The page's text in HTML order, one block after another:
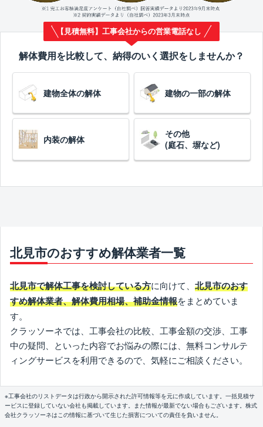
【見積無料】工事会社からの営業電話なし
解体費用を比較して、納得のいく選択をしませんか？
建物全体の解体 建物の一部の解体
内装の解体
その他
(庭石、塀など)
北見市のおすすめ解体業者一覧
北見市で解体工事を検討している方に向けて、 北見市のおす
すめ解体業者、解体費用相場、補助金情報をまとめていま
す。
クラッソーネでは、工事会社の比較、工事金額の交渉、工事
中の疑問、といった内容でお悩みの際には、無料コンサルテ
ィングサービスを利用できるので、気軽にご相談ください。
※工事会社のリストデータは行政から開示された許可情報等を元に作成しています。一括見積サ
ービスに登録していない会社も掲載しています。また情報が最新でない場合もございます。株式
会社クラッソーネはこの情報に基づいて生じた損害についての責任を負いません。